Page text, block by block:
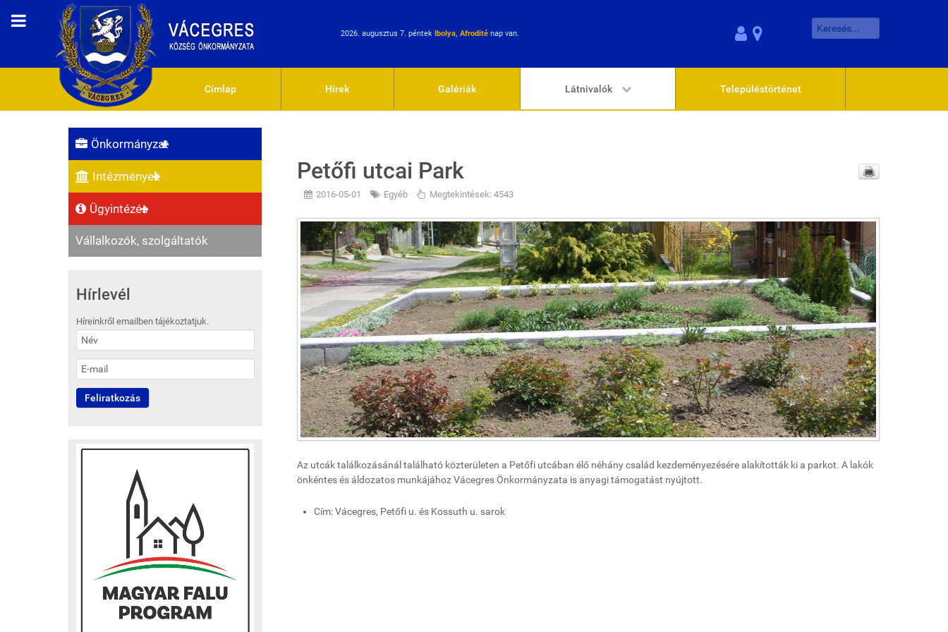
2026. augusztus 7. péntek Ibolya, Afrodité nap van.
Címlap Hírek Galériák Látnivalók Településtörténet
Önkormányzat
Intézmények
Ügyintézés
Vállalkozók, szolgáltatók
Hírlevél
Híreinkről emailben tájékoztatjuk.
Petőfi utcai Park
2016-05-01 Egyéb Megtekintések: 4543
Az utcák találkozásánál található közterületen a Petőfi utcában élő néhány család kezdeményezésére alakították ki a parkot. A lakók
önkéntes és áldozatos munkájához Vácegres Önkormányzata is anyagi támogatást nyújtott.
Cím: Vácegres, Petőfi u. és Kossuth u. sarok